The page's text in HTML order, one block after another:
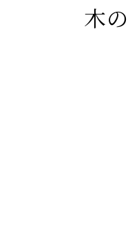
木